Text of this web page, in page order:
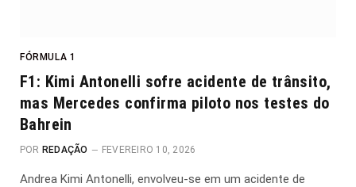
FÓRMULA 1
F1: Kimi Antonelli sofre acidente de trânsito,
mas Mercedes confirma piloto nos testes do
Bahrein
POR REDAÇÃO FEVEREIRO 10, 2026
Andrea Kimi Antonelli, envolveu-se em um acidente de